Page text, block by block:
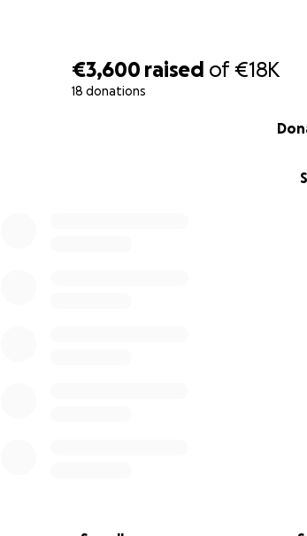
€3,600 raised of€18K
18 donations
Im Namen des Goitzsche Ruderclub